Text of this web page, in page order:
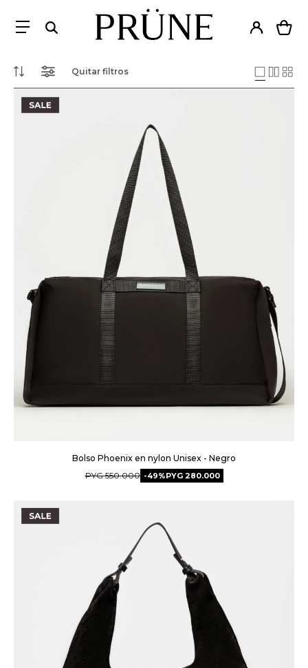
Quitar filtros
Bolso Phoenix en nylon Unisex - Negro
PYG 550.000 49 PYG 280.000